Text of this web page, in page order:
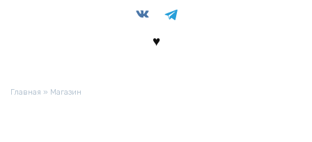
Главная » Магазин